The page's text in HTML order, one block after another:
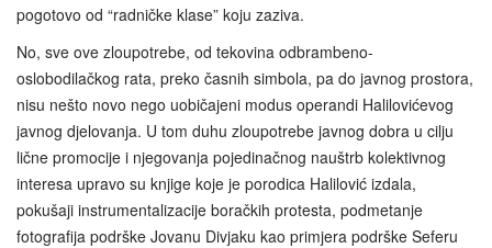
pogotovo od “radničke klase” koju zaziva.
No, sve ove zloupotrebe, od tekovina odbrambeno-
oslobodilačkog rata, preko časnih simbola, pa do javnog prostora,
nisu nešto novo nego uobičajeni modus operandi Halilovićevog
javnog djelovanja. U tom duhu zloupotrebe javnog dobra u cilju
lične promocije i njegovanja pojedinačnog nauštrb kolektivnog
interesa upravo su knjige koje je porodica Halilović izdala,
pokušaji instrumentalizacije boračkih protesta, podmetanje
fotografija podrške Jovanu Divjaku kao primjera podrške Seferu